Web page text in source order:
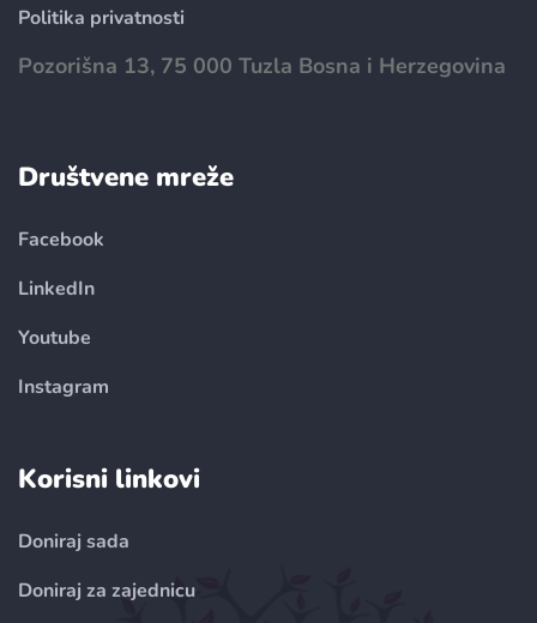
Politika privatnosti
Pozorišna 13, 75 000 Tuzla Bosna i Herzegovina
Društvene mreže
Facebook
LinkedIn
Youtube
Instagram
Korisni linkovi
Doniraj sada
Doniraj za zajednicu